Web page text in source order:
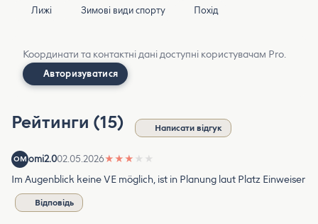
Лижі Зимові види спорту Похід
Координати та контактні дані доступні користувачам Pro.
Авторизуватися
Рейтинги (15) Написати відгук
OM omi2.002.05.2026★ ★ ★ ★ ★
Im Augenblick keine VE möglich, ist in Planung laut Platz Einweiser
Відповідь